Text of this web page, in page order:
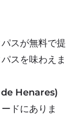
スが無料で提
スを味わえま
de Henares)
ドにありま